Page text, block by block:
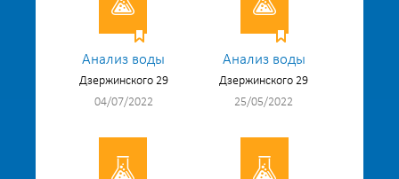
Анализ воды
Дзержинского 29
04/07/2022
Анализ воды
Дзержинского 29
25/05/2022